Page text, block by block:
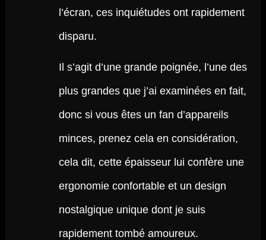
l’écran, ces inquiétudes ont rapidement
disparu.
Il s’agit d’une grande poignée, l’une des
plus grandes que j’ai examinées en fait,
donc si vous êtes un fan d’appareils
minces, prenez cela en considération,
cela dit, cette épaisseur lui confère une
ergonomie confortable et un design
nostalgique unique dont je suis
rapidement tombé amoureux.